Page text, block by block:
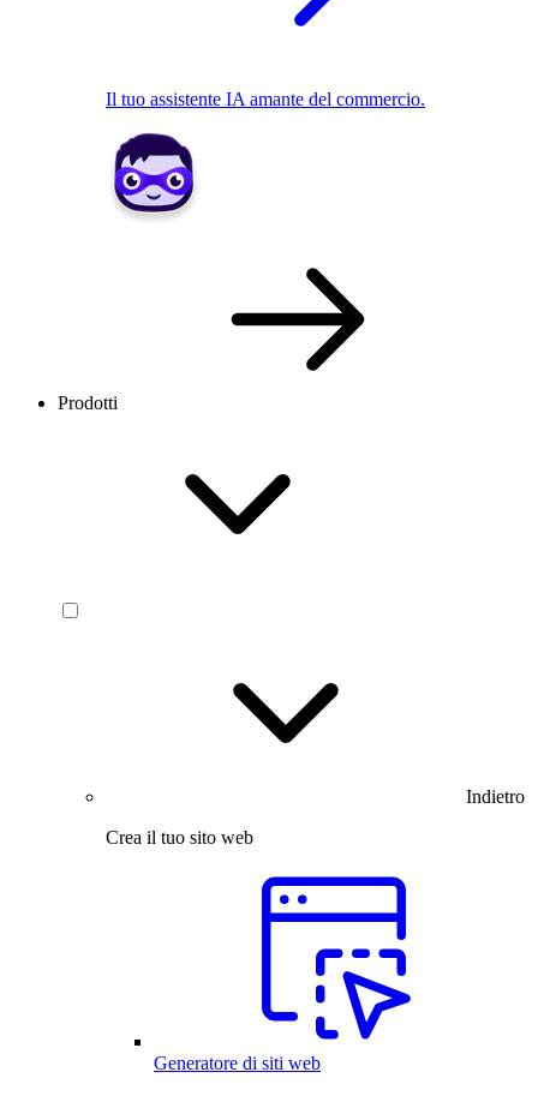
Il tuo assistente IA amante del commercio.
Prodotti
Indietro
Crea il tuo sito web
Generatore di siti web